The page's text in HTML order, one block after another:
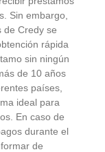
Sin embargo,
de Credy se
rápida
sin ningún
de 10 años
países,
ideal para
En caso de
durante el
de